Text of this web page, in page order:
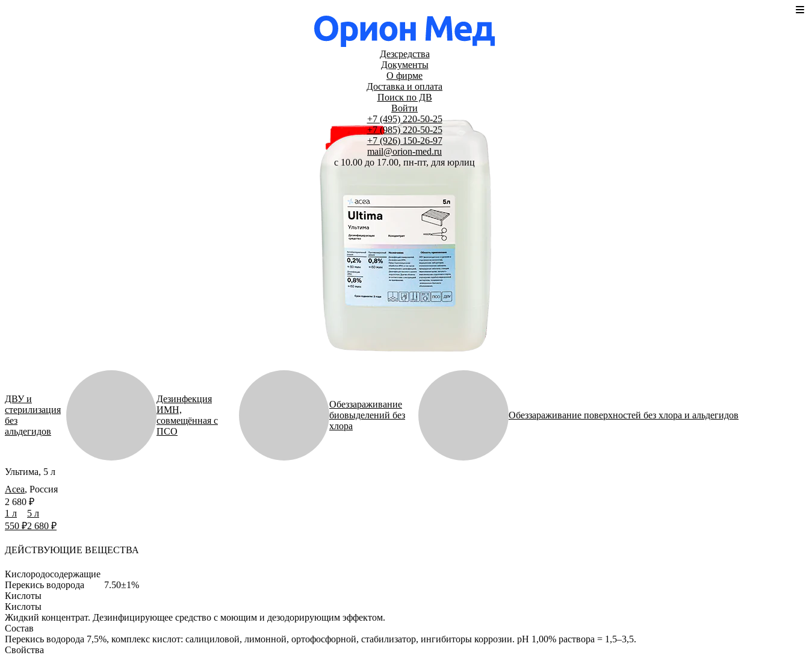
Дезсредства
Документы
О фирме
Доставка и оплата
Поиск по ДВ
Войти
+7 (495) 220-50-25
+7 (985) 220-50-25
+7 (926) 150-26-97
mail@orion-med.ru
c 10.00 до 17.00, пн-пт, для юрлиц
ДВУ и
стерилизация
без
альдегидов
Дезинфекция
ИМН,
совмещённая с
ПСО
Обеззараживание
биовыделений без
хлора
Обеззараживание поверхностей без хлора и альдегидов
Ультима, 5 л
Acea, Россия
1 л
550 ₽
5 л
2 680 ₽
ДЕЙСТВУЮЩИЕ ВЕЩЕСТВА
Кислородосодержащие
Перекись водорода
7.50±1%
Кислоты
Кислоты
Жидкий концентрат. Дезинфицирующее средство с моющим и дезодорирующим эффектом.
Состав
Перекись водорода 7,5%, комплекс кислот: салициловой, лимонной, ортофосфорной, стабилизатор, ингибиторы коррозии. pH 1,00% раствора = 1,5–3,5.
Свойства
2 680 ₽